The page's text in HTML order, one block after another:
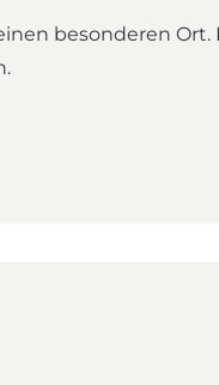
besonderen Ort.